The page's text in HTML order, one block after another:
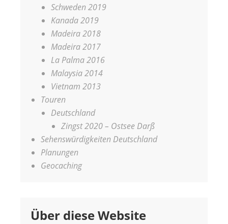
Schweden 2019
Kanada 2019
Madeira 2018
Madeira 2017
La Palma 2016
Malaysia 2014
Vietnam 2013
Touren
Deutschland
Zingst 2020 – Ostsee Darß
Sehenswürdigkeiten Deutschland
Planungen
Geocaching
Über diese Website